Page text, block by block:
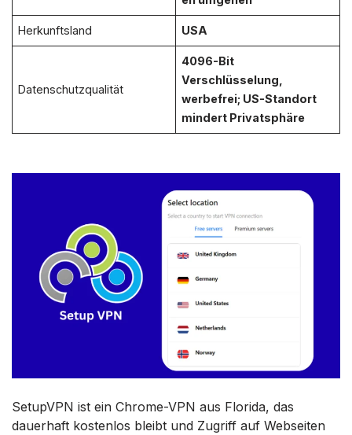
Herkunftsland USA
Datenschutzqualität
4096-Bit
Verschlüsselung,
werbefrei; US-Standort
mindert Privatsphäre
SetupVPN ist ein Chrome-VPN aus Florida, das
dauerhaft kostenlos bleibt und Zugriff auf Webseiten